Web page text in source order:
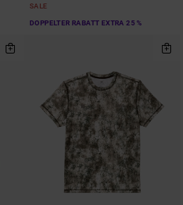
SALE
DOPPELTER RABATT EXTRA 25 %